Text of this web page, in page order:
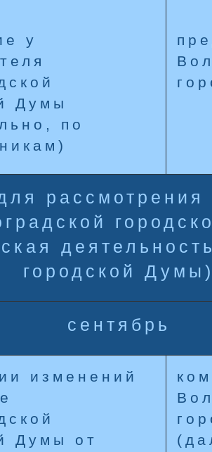
у
Думы
по
рассмотрения
городской Думы)
сентябрь
изменений
Думы от